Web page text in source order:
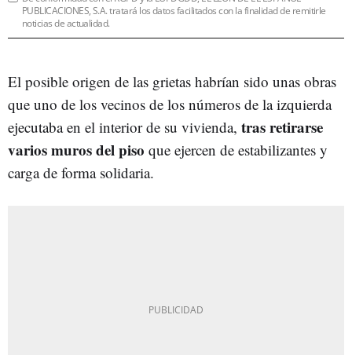
PUBLICACIONES, S.A. tratará los datos facilitados con la finalidad de remitirle
noticias de actualidad.
El posible origen de las grietas habrían sido unas obras
que uno de los vecinos de los números de la izquierda
ejecutaba en el interior de su vivienda, tras retirarse
varios muros del piso que ejercen de estabilizantes y
carga de forma solidaria.